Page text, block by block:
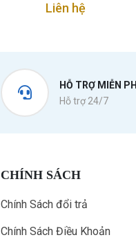
Liên hệ
HỖ TRỢ MIỄN PHÍ
Hỗ trợ 24/7
CHÍNH SÁCH
Chính Sách đổi trả
Chính Sách Điều Khoản